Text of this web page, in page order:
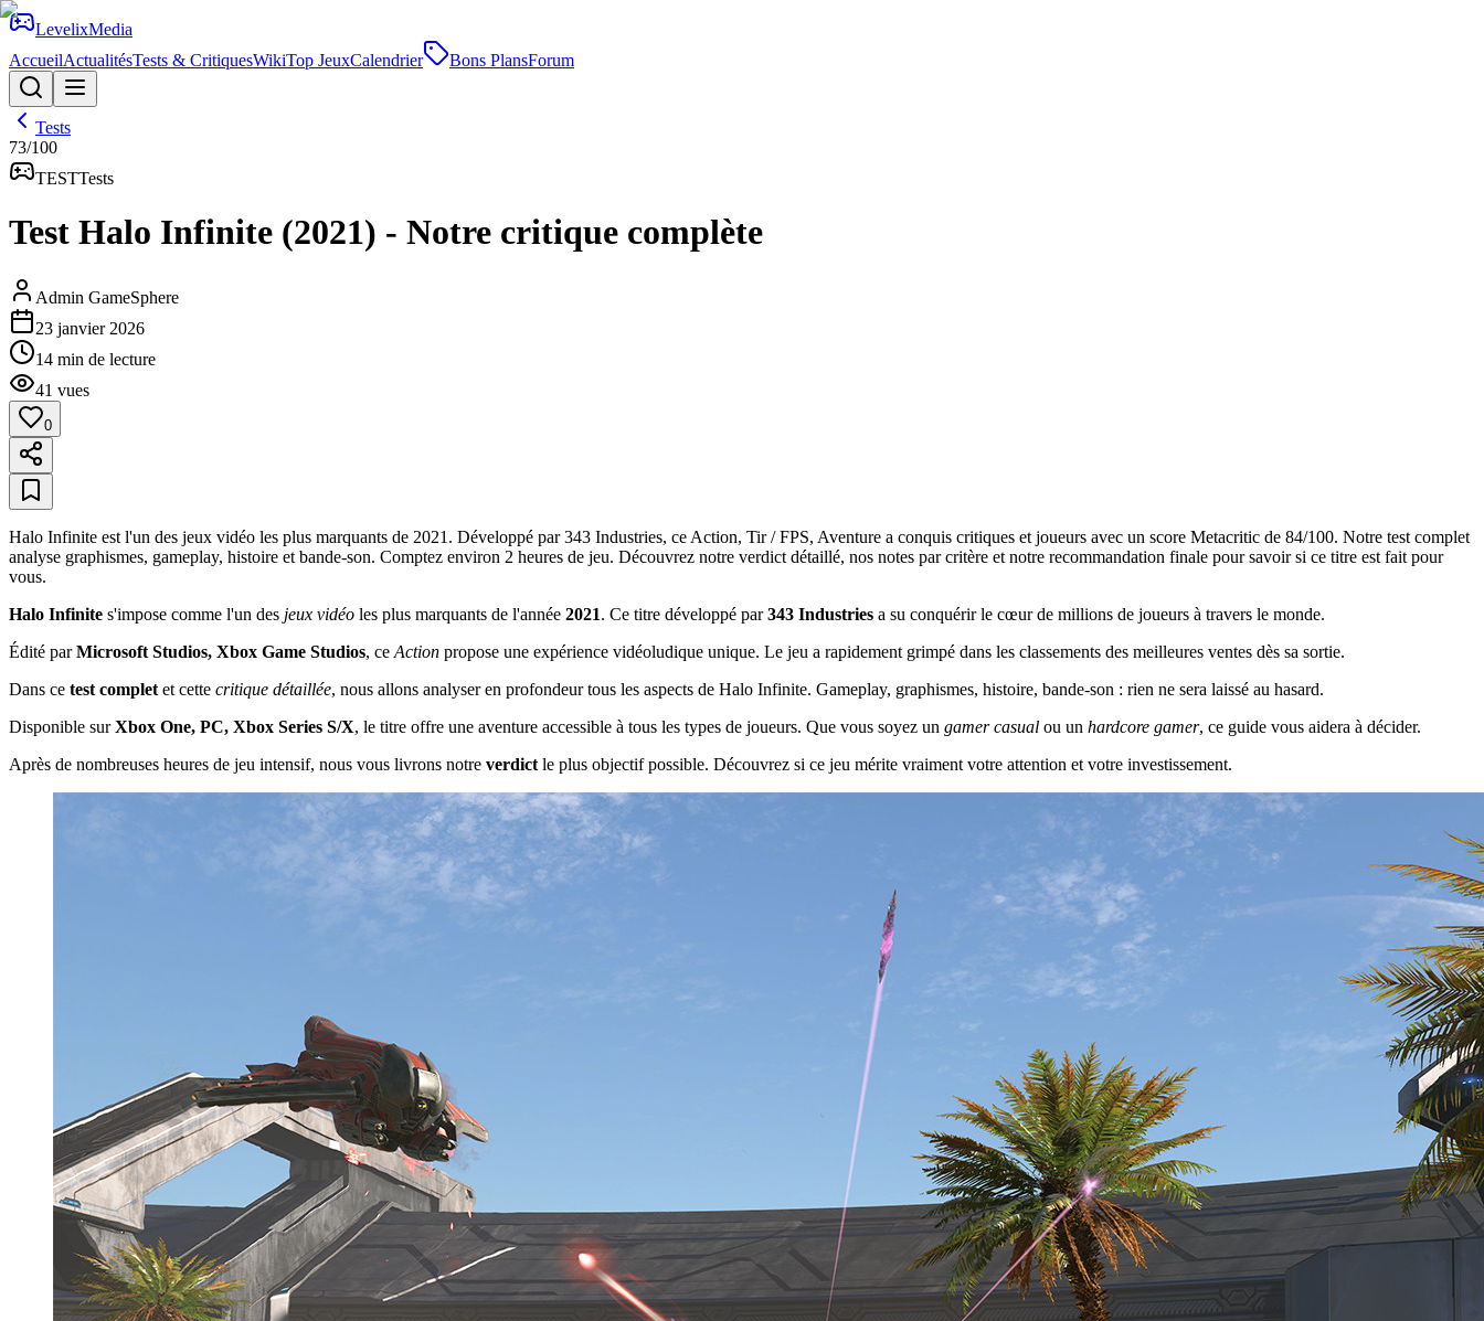
LevelixMedia
AccueilActualitésTests & CritiquesWikiTop JeuxCalendrier Bons PlansForum
Tests
73/100
TESTTests
Test Halo Infinite (2021) - Notre critique complète
Admin GameSphere
23 janvier 2026
14 min de lecture
41 vues
0
Halo Infinite est l'un des jeux vidéo les plus marquants de 2021. Développé par 343 Industries, ce Action, Tir / FPS, Aventure a conquis critiques et joueurs avec un score Metacritic de 84/100. Notre test complet
analyse graphismes, gameplay, histoire et bande-son. Comptez environ 2 heures de jeu. Découvrez notre verdict détaillé, nos notes par critère et notre recommandation finale pour savoir si ce titre est fait pour
vous.
Halo Infinite s'impose comme l'un des jeux vidéo les plus marquants de l'année 2021. Ce titre développé par343 Industries a su conquérir le cœur de millions de joueurs à travers le monde.
Édité parMicrosoft Studios, Xbox Game Studios, ce Action propose une expérience vidéoludique unique. Le jeu a rapidement grimpé dans les classements des meilleures ventes dès sa sortie.
Dans ce test complet et cette critique détaillée, nous allons analyser en profondeur tous les aspects de Halo Infinite. Gameplay, graphismes, histoire, bande-son : rien ne sera laissé au hasard.
Disponible surXbox One, PC, Xbox Series S/X, le titre offre une aventure accessible à tous les types de joueurs. Que vous soyez un gamer casual ou un hardcore gamer, ce guide vous aidera à décider.
Après de nombreuses heures de jeu intensif, nous vous livrons notre verdict le plus objectif possible. Découvrez si ce jeu mérite vraiment votre attention et votre investissement.